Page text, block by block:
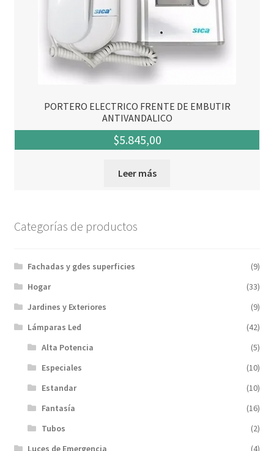
PORTERO ELECTRICO FRENTE DE EMBUTIR
ANTIVANDALICO
$5.845,00
Leer más
Categorías de productos
Fachadas y gdes superficies
(9)
Hogar
(33)
Jardines y Exteriores
(9)
Lámparas Led
(42)
Alta Potencia
(5)
Especiales
(10)
Estandar
(10)
Fantasía
(16)
Tubos
(2)
Luces de Emergencia
(4)